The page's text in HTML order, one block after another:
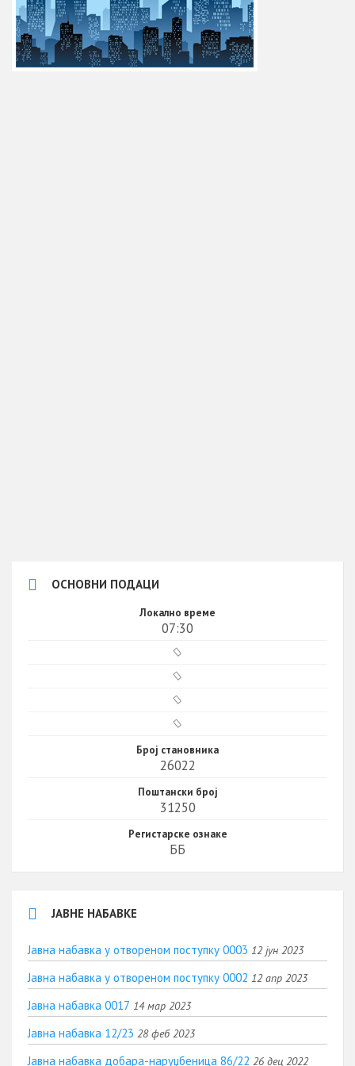
ОСНОВНИ ПОДАЦИ
Локално време
07:30
Број становника
26022
Поштански број
31250
Регистарске ознаке
ББ
ЈАВНЕ НАБАВКЕ
Јавна набавка у отвореном поступку 0003 12 јун 2023
Јавна набавка у отвореном поступку 0002 12 апр 2023
Јавна набавка 0017 14 мар 2023
Јавна набавка 12/23 28 феб 2023
Јавна набавка добара-наруџбеница 86/22 26 дец 2022